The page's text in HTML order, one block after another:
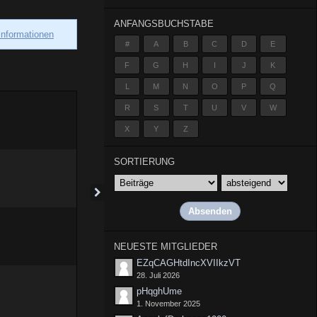
ANFANGSBUCHSTABE
# A B C D E
F G H I J K
L M N O P Q
R S T U V W
X Y Z
SORTIERUNG
NEUESTE MITGLIEDER
EZqCAGHtdIncXVIIkzVT
28. Juli 2026
pHqghUme
1. November 2025